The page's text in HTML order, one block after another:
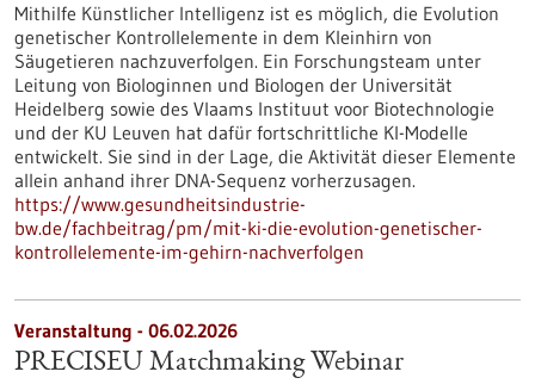
Mithilfe Künstlicher Intelligenz ist es möglich, die Evolution
genetischer Kontrollelemente in dem Kleinhirn von
Säugetieren nachzuverfolgen. Ein Forschungsteam unter
Leitung von Biologinnen und Biologen der Universität
Heidelberg sowie des Vlaams Instituut voor Biotechnologie
und der KU Leuven hat dafür fortschrittliche KI-Modelle
entwickelt. Sie sind in der Lage, die Aktivität dieser Elemente
allein anhand ihrer DNA-Sequenz vorherzusagen.
https://www.gesundheitsindustrie-
bw.de/fachbeitrag/pm/mit-ki-die-evolution-genetischer-
kontrollelemente-im-gehirn-nachverfolgen
Veranstaltung - 06.02.2026
PRECISEU Matchmaking Webinar